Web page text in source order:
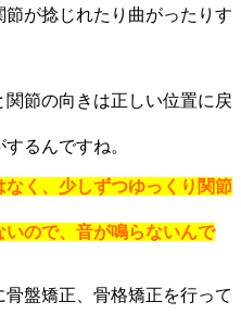
が捻じれたり曲がったりす
節の向きは正しい位置に戻
るんですね。
く、少しずつゆっくり関節
ので、音が鳴らないんで
盤矯正、骨格矯正を行って